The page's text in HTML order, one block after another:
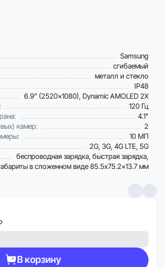
Samsung
сгибаемый
металл и стекло
IP48
6.9" (2520x1080), Dynamic AMOLED 2X
120 Гц
4.1"
камер:
2
10 МП
2G, 3G, 4G LTE, 5G
беспроводная зарядка, быстрая зарядка,
в сложенном виде 85.5x75.2x13.7 мм
В корзину